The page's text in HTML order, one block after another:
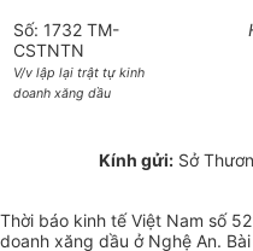
Số: 1732 TM-
CSTNTN
V/v lập lại trật tự kinh
doanh xăng dầu
Kính gửi: Sở
Thời báo kinh tế Việt Nam số
doanh xăng dầu ở Nghệ An.